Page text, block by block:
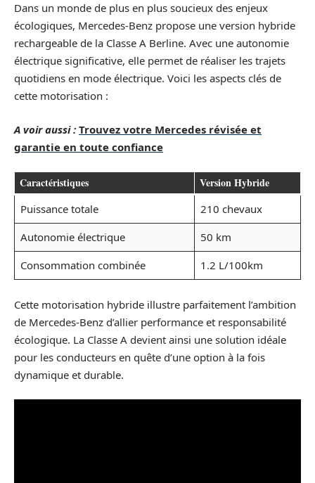
Dans un monde de plus en plus soucieux des enjeux
écologiques, Mercedes-Benz propose une version hybride
rechargeable de la Classe A Berline. Avec une autonomie
électrique significative, elle permet de réaliser les trajets
quotidiens en mode électrique. Voici les aspects clés de
cette motorisation :
A voir aussi : Trouvez votre Mercedes révisée et
garantie en toute confiance
Caractéristiques Version Hybride
Puissance totale
210 chevaux
Autonomie électrique
50 km
Consommation combinée
1.2 L/100km
Cette motorisation hybride illustre parfaitement l’ambition
de Mercedes-Benz d’allier performance et responsabilité
écologique. La Classe A devient ainsi une solution idéale
pour les conducteurs en quête d’une option à la fois
dynamique et durable.